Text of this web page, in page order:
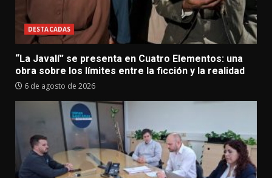
DESTACADAS
“La Javalí” se presenta en Cuatro Elementos: una
obra sobre los límites entre la ficción y la realidad
6 de agosto de 2026